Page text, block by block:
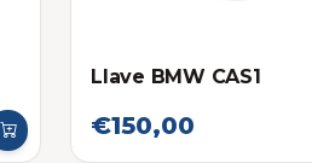
Llave BMW CAS1
€150,00